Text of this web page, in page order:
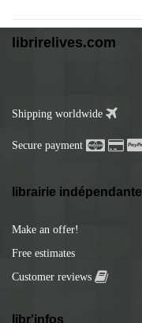
librirelives.com
Shipping worldwide
Secure payment
librairie indépendante
Make an offer!
Free estimates
Customer reviews
libr'infos